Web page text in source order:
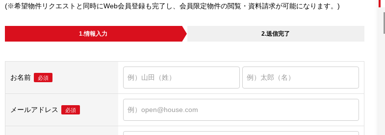
(※希望物件リクエストと同時にWeb会員登録も完了し、会員限定物件の閲覧・資料請求が可能になります。)
1.情報入力 2.送信完了
お名前 必須
メールアドレス 必須